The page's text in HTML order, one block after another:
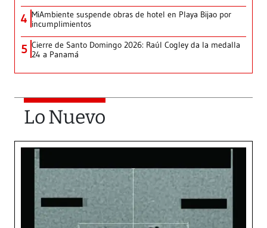
4 MiAmbiente suspende obras de hotel en Playa Bijao por
incumplimientos
5 Cierre de Santo Domingo 2026: Raúl Cogley da la medalla
24 a Panamá
Lo Nuevo